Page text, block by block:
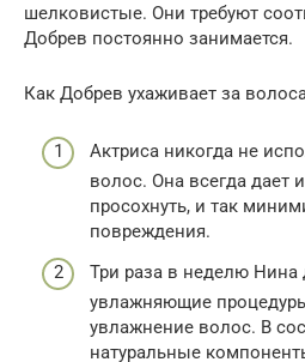
шелковистые. Они требуют
Добрев постоянно занимается.
Как Добрев ухаживает за
Актриса никогда не
волос. Она всегда дает
просохнуть, и так
повреждения.
Три раза в неделю Нина
увлажняющие
увлажнение волос. В
натуральные